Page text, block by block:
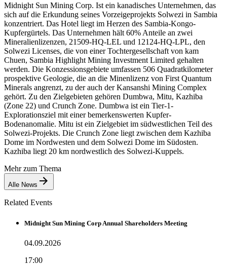
Midnight Sun Mining Corp. Ist ein kanadisches Unternehmen, das
sich auf die Erkundung seines Vorzeigeprojekts Solwezi in Sambia
konzentriert. Das Hotel liegt im Herzen des Sambia-Kongo-
Kupfergürtels. Das Unternehmen hält 60% Anteile an zwei
Mineralienlizenzen, 21509-HQ-LEL und 12124-HQ-LPL, den
Solwezi Licenses, die von einer Tochtergesellschaft von kam
Chuen, Sambia Highlight Mining Investment Limited gehalten
werden. Die Konzessionsgebiete umfassen 506 Quadratkilometer
prospektive Geologie, die an die Minenlizenz von First Quantum
Minerals angrenzt, zu der auch der Kansanshi Mining Complex
gehört. Zu den Zielgebieten gehören Dumbwa, Mitu, Kazhiba
(Zone 22) und Crunch Zone. Dumbwa ist ein Tier-1-
Explorationsziel mit einer bemerkenswerten Kupfer-
Bodenanomalie. Mitu ist ein Zielgebiet im südwestlichen Teil des
Solwezi-Projekts. Die Crunch Zone liegt zwischen dem Kazhiba
Dome im Nordwesten und dem Solwezi Dome im Südosten.
Kazhiba liegt 20 km nordwestlich des Solwezi-Kuppels.
Mehr zum Thema
Alle News
Related Events
Midnight Sun Mining Corp Annual Shareholders Meeting
04.09.2026
17:00